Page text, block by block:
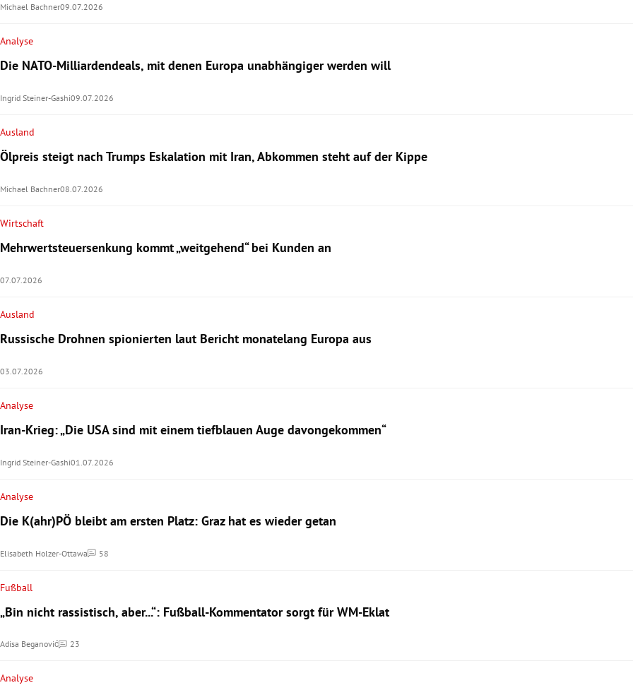
Michael Bachner09.07.2026
Analyse
Die NATO-Milliardendeals, mit denen Europa unabhängiger werden will
Ingrid Steiner-Gashi09.07.2026
Ausland
Ölpreis steigt nach Trumps Eskalation mit Iran, Abkommen steht auf der Kippe
Michael Bachner08.07.2026
Wirtschaft
Mehrwertsteuersenkung kommt „weitgehend“ bei Kunden an
07.07.2026
Ausland
Russische Drohnen spionierten laut Bericht monatelang Europa aus
03.07.2026
Analyse
Iran-Krieg: „Die USA sind mit einem tiefblauen Auge davongekommen“
Ingrid Steiner-Gashi01.07.2026
Analyse
Die K(ahr)PÖ bleibt am ersten Platz: Graz hat es wieder getan
Elisabeth Holzer-Ottawa 58
Kommentare
Fußball
„Bin nicht rassistisch, aber...“: Fußball-Kommentator sorgt für WM-Eklat
Adisa Beganović 23
Kommentare
Analyse